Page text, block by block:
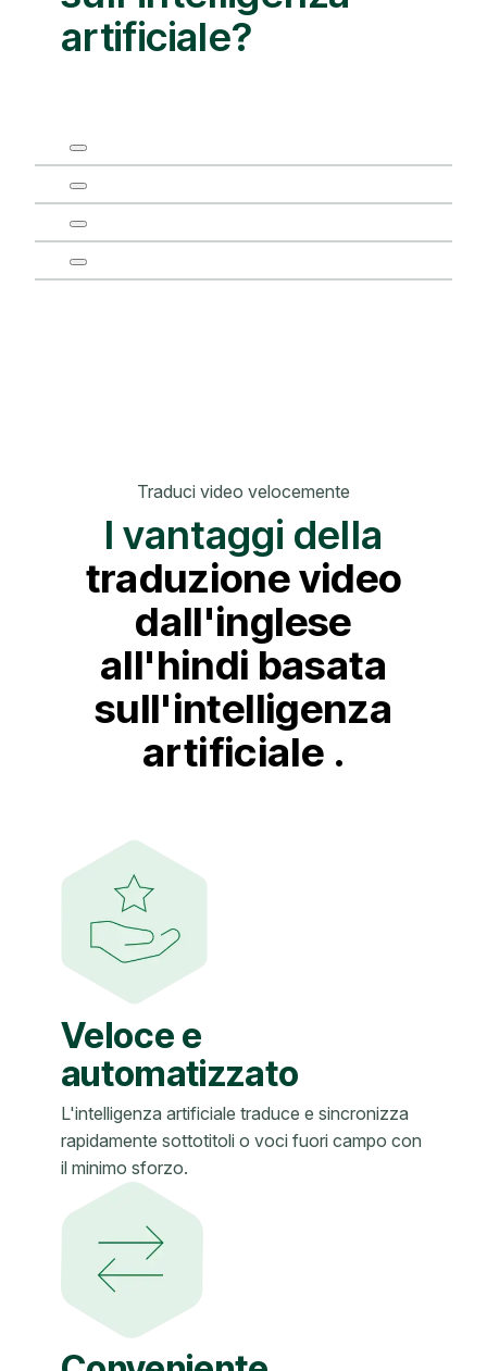
artificiale?
Traduci video velocemente
I vantaggi della
traduzione video
dall'inglese
all'hindi basata
sull'intelligenza
artificiale .
Veloce e
automatizzato
L'intelligenza artificiale traduce e sincronizza
rapidamente sottotitoli o voci fuori campo con
il minimo sforzo.